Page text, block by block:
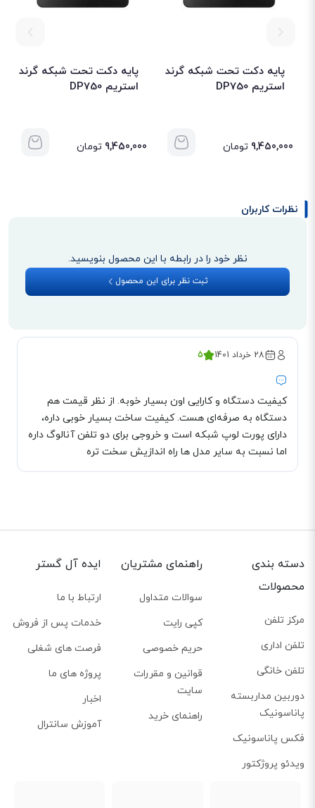
پایه دکت تحت شبکه گرند
استریم DP750
9,450,000تومان
پایه دکت تحت شبکه گرند
استریم DP750
9,450,000تومان
نظرات کاربران
نظر خود را در رابطه با این محصول بنویسید.
ثبت نظر برای این محصول
28 خرداد 1401 5
کیفیت دستگاه و کارایی اون بسیار خوبه. از نظر قیمت هم
دستگاه به صرفه‌ای هست. کیفیت ساخت بسیار خوبی داره،
دارای پورت لوپ شبکه است و خروجی برای دو تلفن آنالوگ داره
اما نسبت به سایر مدل ها راه اندازیش سخت تره
دسته بندی
محصولات
مرکز تلفن
تلفن اداری
تلفن خانگی
دوربین مداربسته
پاناسونیک
فکس پاناسونیک
ویدئو پروژکتور
راهنمای مشتریان
سوالات متداول
کپی رایت
حریم خصوصی
قوانین و مقررات
سایت
راهنمای خرید
ایده آل گستر
ارتباط با ما
خدمات پس از فروش
فرصت های شغلی
پروژه های ما
اخبار
آموزش سانترال